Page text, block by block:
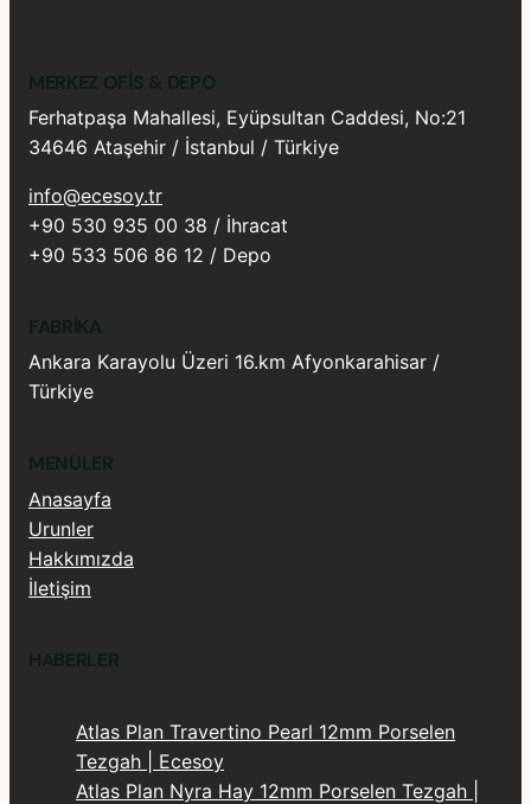
MERKEZ OFIS & DEPO
Ferhatpaşa Mahallesi, Eyüpsultan Caddesi, No:21
34646 Ataşehir / İstanbul / Türkiye
info@ecesoy.tr
+90 530 935 00 38 / İhracat
+90 533 506 86 12 / Depo
FABRIKA
Ankara Karayolu Üzeri 16.km Afyonkarahisar /
Türkiye
MENÜLER
Anasayfa
Urunler
Hakkımızda
İletişim
HABERLER
Atlas Plan Travertino Pearl 12mm Porselen
Tezgah | Ecesoy
Atlas Plan Nyra Hay 12mm Porselen Tezgah |